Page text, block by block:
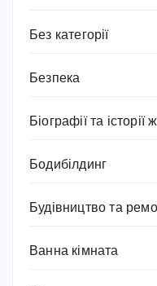
Без категорії
Безпека
Біографії та історії
Бодибілдинг
Будівництво та
Ванна кімната